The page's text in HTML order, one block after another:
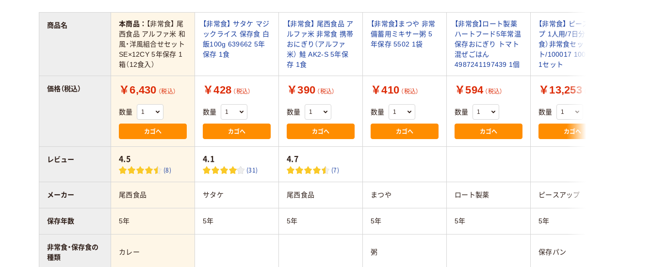
本商品： 【非常食】 尾
西食品 アルファ米 和
風・洋風組合せセット
SE×12CY 5年保存 1
箱（12食入）
【非常食】 サタケ マジ
ックライス 保存食 白
飯100g 639662 5年
保存 1食
【非常食】 尾西食品 ア
ルファ米 非常食 携帯
おにぎり（アルファ
米） 鮭 AK2-S 5年保
存 1食
【非常食】まつや 非常
備蓄用ミキサー粥 5
年保存 5502 1袋
【非常食】ロート製薬
ハートフード5年常温
保存おにぎり トマト
混ぜごはん
4987241197439 1個
【非常食】 ピースアッ
プ 1人用/7日分（21
食）非常食セッ
ト/100017 10001724
1セット
￥6,430 （税込）
数量
カゴへ
￥428 （税込）
数量
カゴへ
￥390 （税込）
数量
カゴへ
￥410 （税込）
数量
カゴへ
￥594 （税込）
数量
カゴへ
￥13,253
数量
カゴへ
4.5
(8)
4.1
(31)
4.7
(7)
尾西食品 サタケ 尾西食品 まつや ロート製薬 ピースアップ
5年 5年 5年 5年 5年 5年
カレー 粥 保存パン
商品名
価格（税込）
レビュー
メーカー
保存年数
非常食・保存食の
種類